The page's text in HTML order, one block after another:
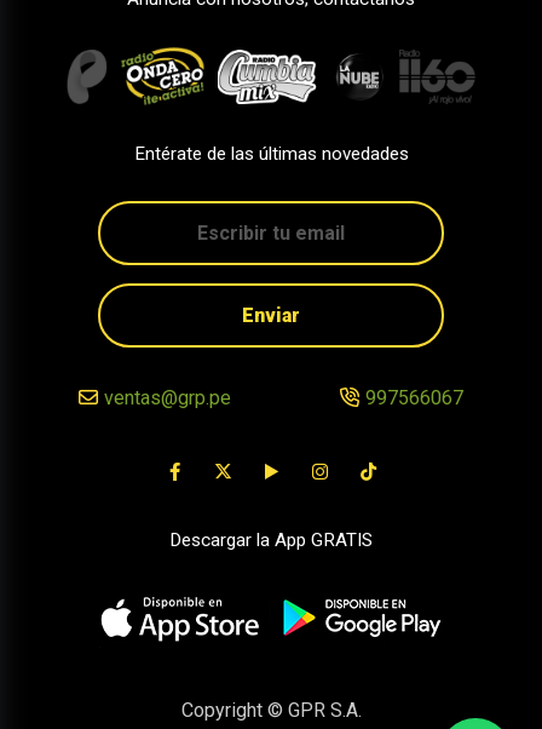
Entérate de las últimas novedades
Enviar
ventas@grp.pe 997566067
Descargar la App GRATIS
Copyright © GPR S.A.